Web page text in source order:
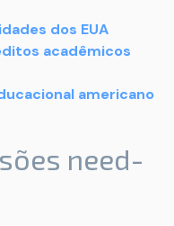
dos EUA
acadêmicos
americano
need-